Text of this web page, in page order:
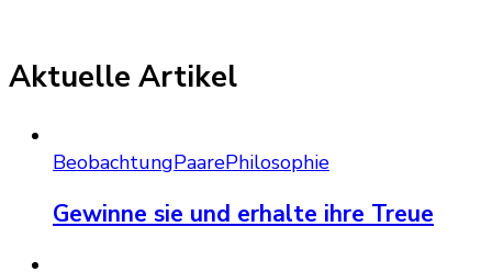
Aktuelle Artikel
BeobachtungPaarePhilosophie
Gewinne sie und erhalte ihre Treue